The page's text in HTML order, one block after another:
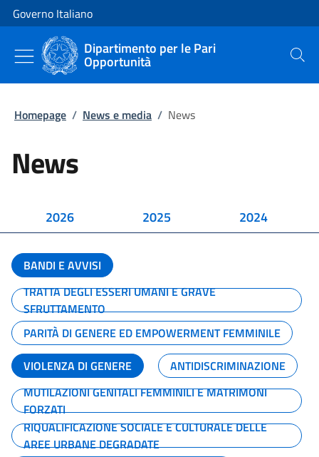
Vai al contenuto
Vai alla navigazione del sito
Governo Italiano
Dipartimento per le Pari
Opportunità Cerca
Homepage / News e media / News
News
2026 2025 2024
BANDI E AVVISI
TRATTA DEGLI ESSERI UMANI E GRAVE
SFRUTTAMENTO
PARITÀ DI GENERE ED EMPOWERMENT FEMMINILE
VIOLENZA DI GENERE
ANTIDISCRIMINAZIONE
MUTILAZIONI GENITALI FEMMINILI E MATRIMONI
FORZATI
RIQUALIFICAZIONE SOCIALE E CULTURALE DELLE
AREE URBANE DEGRADATE